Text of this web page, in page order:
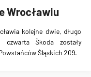
Wrocławiu
kolejne dwie, długo
czwarta Škoda zostały
Śląskich 209.